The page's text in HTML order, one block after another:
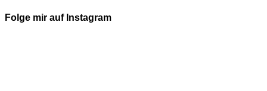
Folge mir auf Instagram